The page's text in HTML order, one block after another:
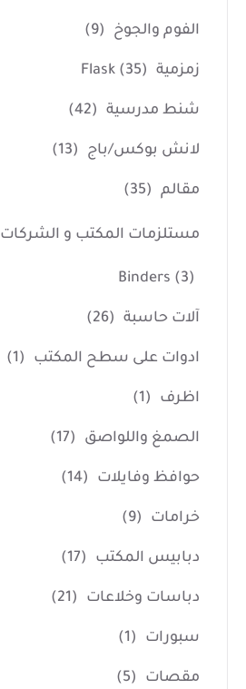
الفوم والجوخ (9)
زمزمية Flask (35)
شنط مدرسية (42)
لانش بوكس/باج (13)
مقالم (35)
مستلزمات المكتب و الشركات
Binders (3)
آلات حاسبة (26)
ادوات على سطح المكتب (1)
اظرف (1)
الصمغ واللواصق (17)
حوافظ وفايلات (14)
خرامات (9)
دبابيس المكتب (17)
دباسات وخلاعات (21)
سبورات (1)
مقصات (5)